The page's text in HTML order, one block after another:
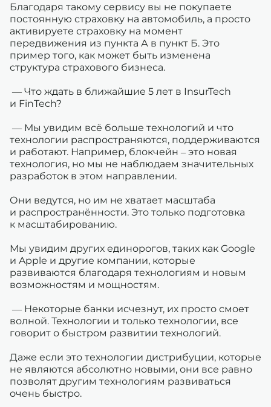
Благодаря такому сервису вы не покупаете
постоянную страховку на автомобиль, а просто
активируете страховку на момент
передвижения из пункта А в пункт Б. Это
пример того, как может быть изменена
структура страхового бизнеса.
— Что ждать в ближайшие 5 лет в InsurTech
и FinTech?
— Мы увидим всё больше технологий и что
технологии распространяются, поддерживаются
и работают. Например, блокчейн – это новая
технология, но мы не наблюдаем значительных
разработок в этом направлении.
Они ведутся, но им не хватает масштаба
и распространённости. Это только подготовка
к масштабированию.
Мы увидим других единорогов, таких как Google
и Apple и другие компании, которые
развиваются благодаря технологиям и новым
возможностям и мощностям.
— Некоторые банки исчезнут, их просто смоет
волной. Технологии и только технологии, все
говорит о быстром развитии технологий.
Даже если это технологии дистрибуции, которые
не являются абсолютно новыми, они все равно
позволят другим технологиям развиваться
очень быстро.